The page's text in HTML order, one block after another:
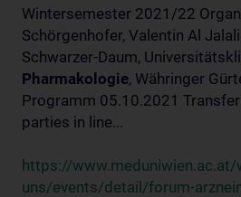
Wintersemester 2021/22
Schörgenhofer, Valentin Al
Schwarzer-Daum,
Pharmakologie, Währinger
Programm 05.10.2021
parties in line...
https://www.meduniwien.ac.at/
uns/events/detail/forum-